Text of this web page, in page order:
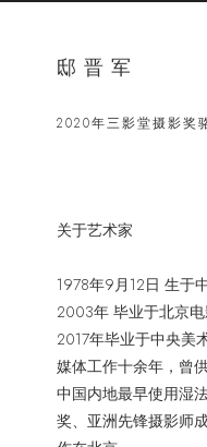
邸晋军
2020年三影堂摄影奖
关于艺术家
1978年9月12日 生于
2003年 毕业于北京
2017年毕业于中央
媒体工作十余年，曾
中国内地最早使用湿
奖、亚洲先锋摄影师